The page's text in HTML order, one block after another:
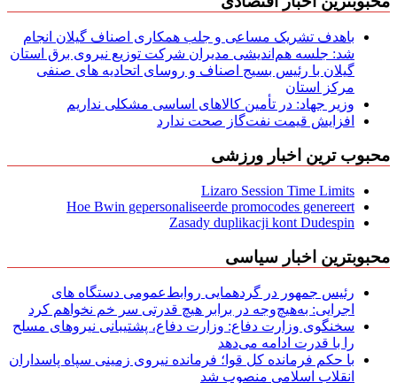
باهدف تشریک مساعی و جلب همکاری اصناف گیلان انجام
شد: جلسه هم‌اندیشی مدیران شركت توزیع نیروی برق استان
گیلان با رئیس بسیج اصناف و روسای اتحادیه های صنفی
مركز استان
وزیر جهاد: در تأمین کالاهای اساسی مشکلی نداریم
افزایش قیمت نفت‌گاز صحت ندارد
محبوب ترین اخبار ورزشی
Lizaro Session Time Limits
Hoe Bwin gepersonaliseerde promocodes genereert
Zasady duplikacji kont Dudespin
محبوبترین اخبار سیاسی
رئیس جمهور در گردهمایی روابط‌عمومی دستگاه های
اجرایی: به‌هیچ‌وجه در برابر هیچ قدرتی سر خم نخواهم کرد
سخنگوی وزارت دفاع: وزارت دفاع، پشتیبانی نیرو‌های مسلح
را با قدرت ادامه می‌دهد
با حکم فرمانده کل قوا؛ فرمانده نیروی زمینی سپاه پاسداران
انقلاب اسلامی منصوب شد